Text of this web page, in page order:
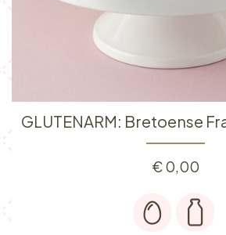
GLUTENARM: Bretoense
€0,00